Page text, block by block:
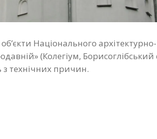
Національного
(Колегіум, Борисоглібський
технічних причин.